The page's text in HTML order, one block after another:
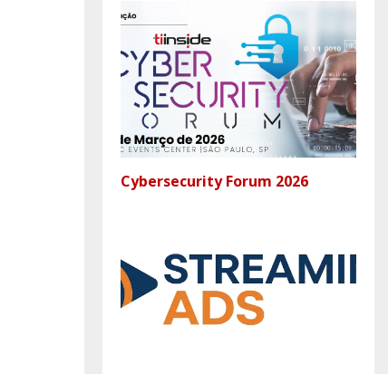
Cybersecurity Forum 2026